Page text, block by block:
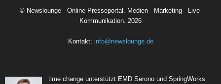
© Newslounge - Online-Presseportal. Medien - Marketing - Live-
Kommunikation. 2026
Kontakt: info@newslounge.de
time change unterstützt EMD Serono und SpringWorks